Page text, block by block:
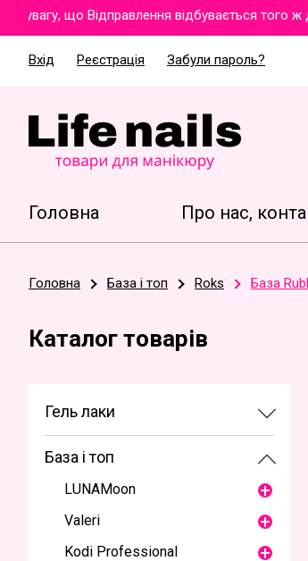
що Відправлення відбувається того ж
Вхід Реєстрація Забули пароль?
Головна Про нас,
Головна База і топ Roks База
Каталог товарів
Гель лаки
База і топ
LUNAMoon
Valeri
Kodi Professional